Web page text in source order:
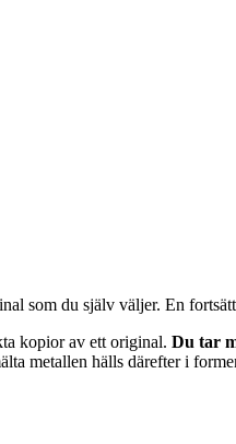
som du själv väljer. En
kopior av ett original. Du tar
metallen hälls därefter i